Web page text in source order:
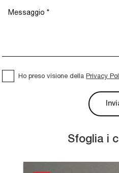
Sfoglia i
Ho preso visione della Privacy